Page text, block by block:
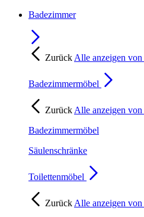
Badezimmer
Zurück Alle anzeigen von
Badezimmermöbel
Zurück Alle anzeigen von
Badezimmermöbel
Säulenschränke
Toilettenmöbel
Zurück Alle anzeigen von